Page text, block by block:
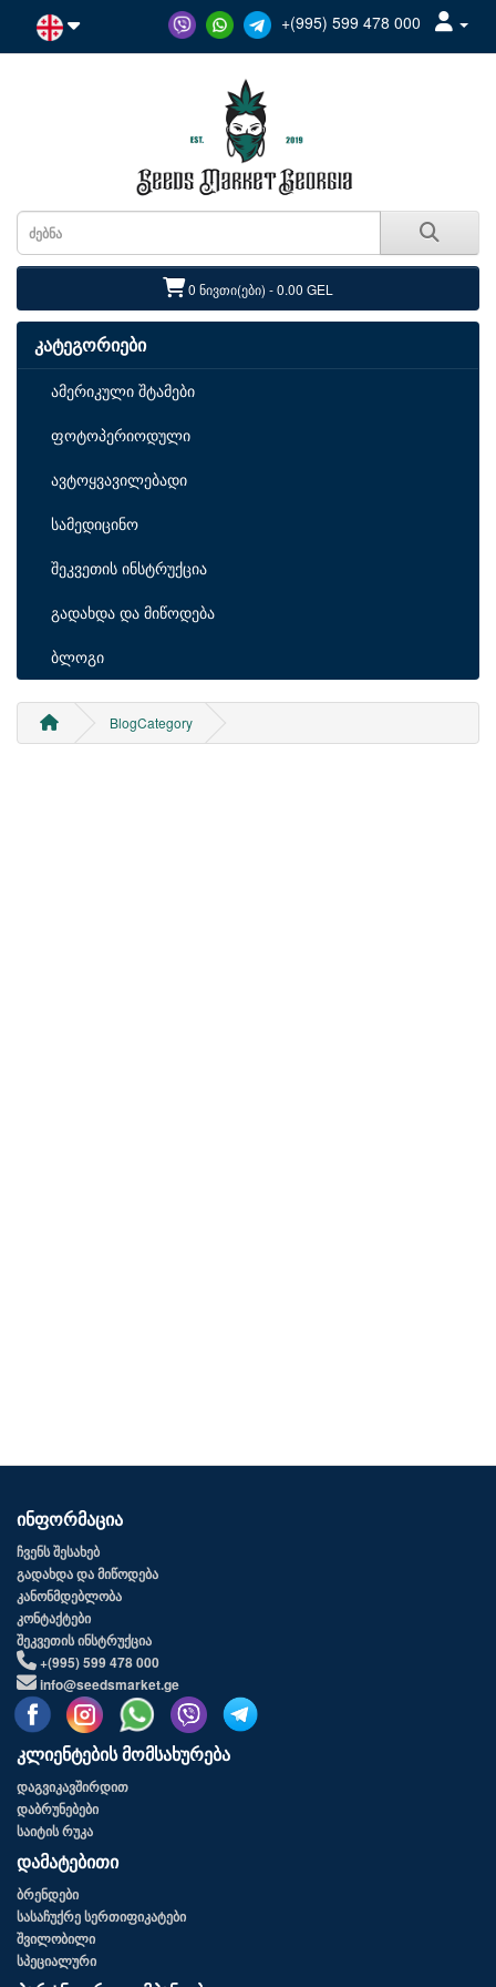
+(995) 599 478 000
0 ნივთი(ები) - 0.00 GEL
კატეგორიები
ამერიკული შტამები
ფოტოპერიოდული
ავტოყვავილებადი
სამედიცინო
შეკვეთის ინსტრუქცია
გადახდა და მიწოდება
ბლოგი
BlogCategory
ინფორმაცია
ჩვენს შესახებ
გადახდა და მიწოდება
კანონმდებლობა
კონტაქტები
შეკვეთის ინსტრუქცია
+(995) 599 478 000
info@seedsmarket.ge
კლიენტების მომსახურება
დაგვიკავშირდით
დაბრუნებები
საიტის რუკა
დამატებითი
ბრენდები
სასაჩუქრე სერთიფიკატები
შვილობილი
სპეციალური